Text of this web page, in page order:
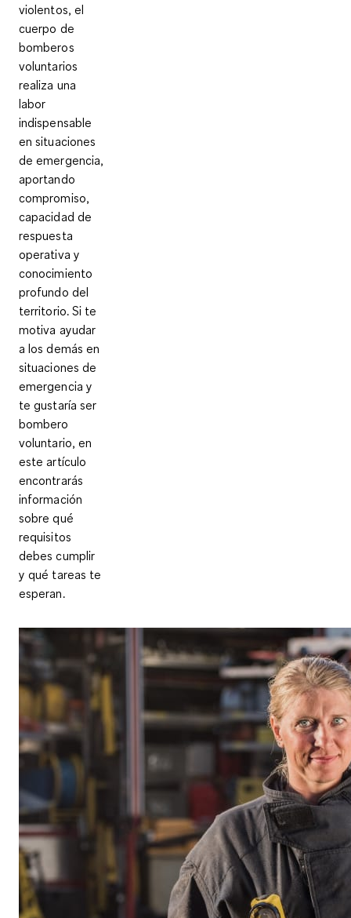
violentos, el
cuerpo de
bomberos
voluntarios
realiza una
labor
indispensable
en situaciones
de emergencia,
aportando
compromiso,
capacidad de
respuesta
operativa y
conocimiento
profundo del
territorio. Si te
motiva ayudar
a los demás en
situaciones de
emergencia y
te gustaría ser
bombero
voluntario, en
este artículo
encontrarás
información
sobre qué
requisitos
debes cumplir
y qué tareas te
esperan.